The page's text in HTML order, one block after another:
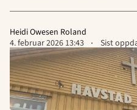
Heidi Owesen Roland
Lagt
ut
på
4. februar 2026 13:43 Sist